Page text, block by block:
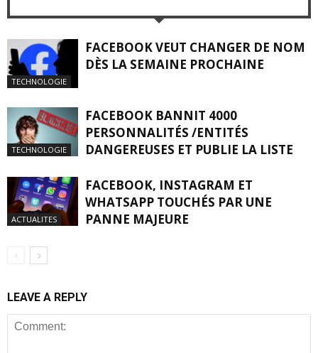
TECHNOLOGIE
FACEBOOK VEUT CHANGER DE NOM
DÈS LA SEMAINE PROCHAINE
TECHNOLOGIE
FACEBOOK BANNIT 4000
PERSONNALITÉS /ENTITÉS
DANGEREUSES ET PUBLIE LA LISTE
ACTUALITES
FACEBOOK, INSTAGRAM ET
WHATSAPP TOUCHÉS PAR UNE
PANNE MAJEURE
LEAVE A REPLY